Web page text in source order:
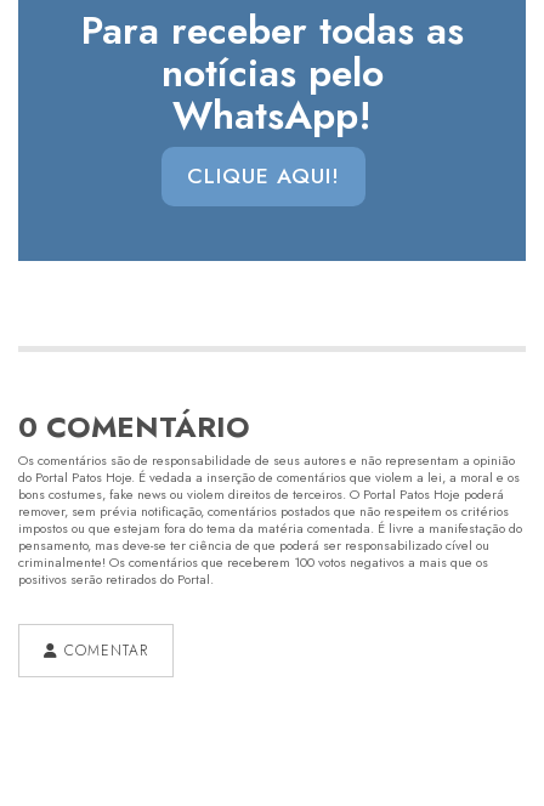
Para receber todas as
notícias pelo
WhatsApp!
CLIQUE AQUI!
0 COMENTÁRIO
Os comentários são de responsabilidade de seus autores e não representam a opinião
do Portal Patos Hoje. É vedada a inserção de comentários que violem a lei, a moral e os
bons costumes, fake news ou violem direitos de terceiros. O Portal Patos Hoje poderá
remover, sem prévia notificação, comentários postados que não respeitem os critérios
impostos ou que estejam fora do tema da matéria comentada. É livre a manifestação do
pensamento, mas deve-se ter ciência de que poderá ser responsabilizado cível ou
criminalmente! Os comentários que receberem 100 votos negativos a mais que os
positivos serão retirados do Portal.
COMENTAR